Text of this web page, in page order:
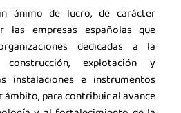
ánimo de lucro, de carácter
las empresas españolas que
dedicadas a la
construcción, explotación y
instalaciones e instrumentos
para contribuir al avance